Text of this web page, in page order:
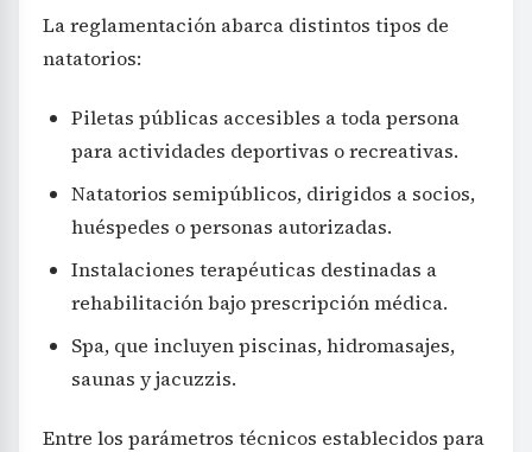
La reglamentación abarca distintos tipos de
natatorios:
Piletas públicas accesibles a toda persona
para actividades deportivas o recreativas.
Natatorios semipúblicos, dirigidos a socios,
huéspedes o personas autorizadas.
Instalaciones terapéuticas destinadas a
rehabilitación bajo prescripción médica.
Spa, que incluyen piscinas, hidromasajes,
saunas y jacuzzis.
Entre los parámetros técnicos establecidos para